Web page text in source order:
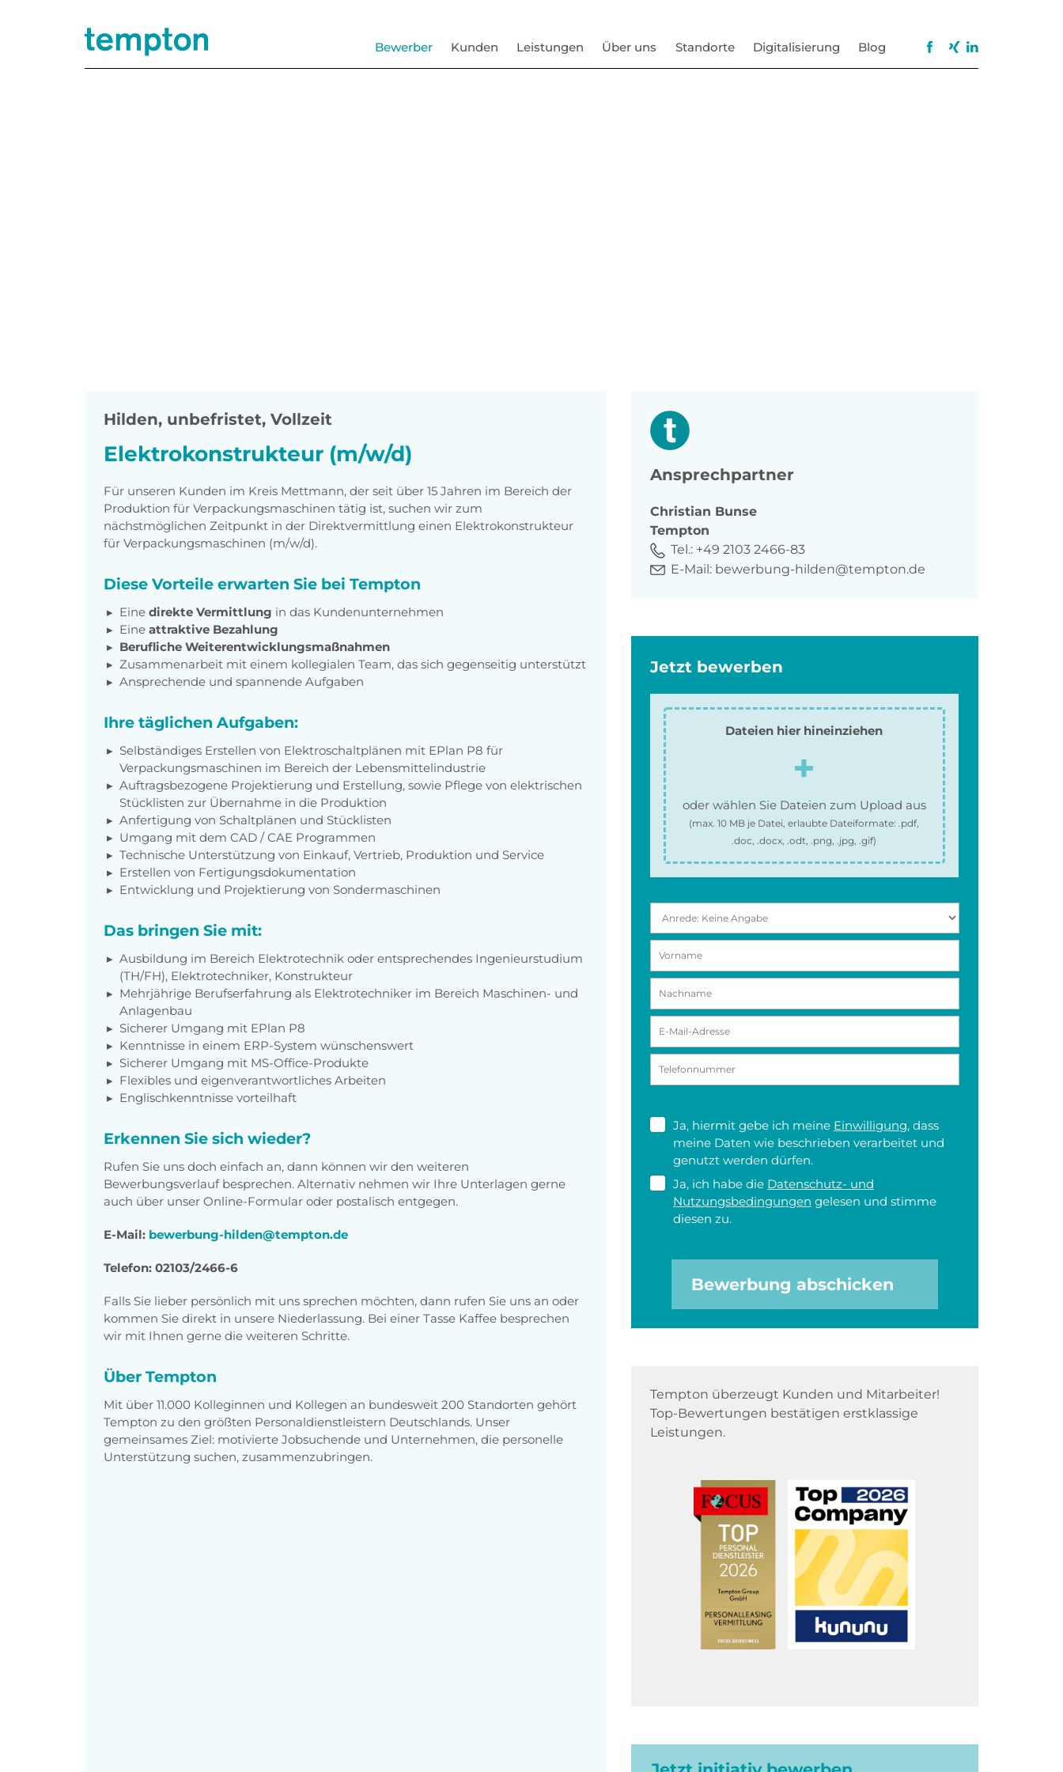
Bewerber Kunden Leistungen Über uns Standorte Digitalisierung Blog
Hilden, unbefristet, Vollzeit
Elektrokonstrukteur (m/w/d)
Für unseren Kunden im Kreis Mettmann, der seit über 15 Jahren im Bereich der
Produktion für Verpackungsmaschinen tätig ist, suchen wir zum
nächstmöglichen Zeitpunkt in der Direktvermittlung einen Elektrokonstrukteur
für Verpackungsmaschinen (m/w/d).
Diese Vorteile erwarten Sie bei Tempton
Eine direkte Vermittlung in das Kundenunternehmen
Eine attraktive Bezahlung
Berufliche Weiterentwicklungsmaßnahmen
Zusammenarbeit mit einem kollegialen Team, das sich gegenseitig unterstützt
Ansprechende und spannende Aufgaben
Ihre täglichen Aufgaben:
Selbständiges Erstellen von Elektroschaltplänen mit EPlan P8 für
Verpackungsmaschinen im Bereich der Lebensmittelindustrie
Auftragsbezogene Projektierung und Erstellung, sowie Pflege von elektrischen
Stücklisten zur Übernahme in die Produktion
Anfertigung von Schaltplänen und Stücklisten
Umgang mit dem CAD / CAE Programmen
Technische Unterstützung von Einkauf, Vertrieb, Produktion und Service
Erstellen von Fertigungsdokumentation
Entwicklung und Projektierung von Sondermaschinen
Das bringen Sie mit:
Ausbildung im Bereich Elektrotechnik oder entsprechendes Ingenieurstudium
(TH/FH), Elektrotechniker, Konstrukteur
Mehrjährige Berufserfahrung als Elektrotechniker im Bereich Maschinen- und
Anlagenbau
Sicherer Umgang mit EPlan P8
Kenntnisse in einem ERP-System wünschenswert
Sicherer Umgang mit MS-Office-Produkte
Flexibles und eigenverantwortliches Arbeiten
Englischkenntnisse vorteilhaft
Erkennen Sie sich wieder?
Rufen Sie uns doch einfach an, dann können wir den weiteren
Bewerbungsverlauf besprechen. Alternativ nehmen wir Ihre Unterlagen gerne
auch über unser Online-Formular oder postalisch entgegen.
E-Mail: bewerbung-hilden@tempton.de
Telefon: 02103/2466-6
Falls Sie lieber persönlich mit uns sprechen möchten, dann rufen Sie uns an oder
kommen Sie direkt in unsere Niederlassung. Bei einer Tasse Kaffee besprechen
wir mit Ihnen gerne die weiteren Schritte.
Über Tempton
Mit über 11.000 Kolleginnen und Kollegen an bundesweit 200 Standorten gehört
Tempton zu den größten Personaldienstleistern Deutschlands. Unser
gemeinsames Ziel: motivierte Jobsuchende und Unternehmen, die personelle
Unterstützung suchen, zusammenzubringen.
Ansprechpartner
Christian Bunse
Tempton
Tel.: +49 2103 2466-83
E-Mail: bewerbung-hilden@tempton.de
Jetzt bewerben
Dateien hier hineinziehen
oder wählen Sie Dateien zum Upload aus
(max.10 MB je Datei, erlaubte Dateiformate:.pdf,
.doc, .docx, .odt, .png, .jpg, .gif)
Ja, hiermit gebe ich meine Einwilligung, dass
meine Daten wie beschrieben verarbeitet und
genutzt werden dürfen.
Ja, ich habe die Datenschutz- und
Nutzungsbedingungen gelesen und stimme
diesen zu.
Bewerbung abschicken
Tempton überzeugt Kunden und Mitarbeiter!
Top-Bewertungen bestätigen erstklassige
Leistungen.